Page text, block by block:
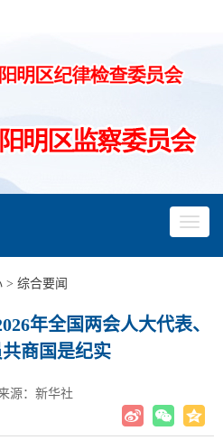
> 综合要闻
年全国两会人大代表、
商国是纪实
源：新华社